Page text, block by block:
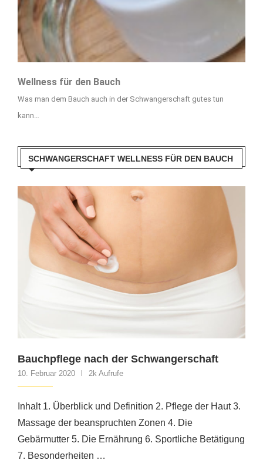
Wellness für den Bauch
Was man dem Bauch auch in der Schwangerschaft gutes tun
kann…
SCHWANGERSCHAFT WELLNESS FÜR DEN BAUCH
Bauchpflege nach der Schwangerschaft
10. Februar 2020 2k Aufrufe
Inhalt 1. Überblick und Definition 2. Pflege der Haut 3.
Massage der beanspruchten Zonen 4. Die
Gebärmutter 5. Die Ernährung 6. Sportliche Betätigung
7. Besonderheiten …